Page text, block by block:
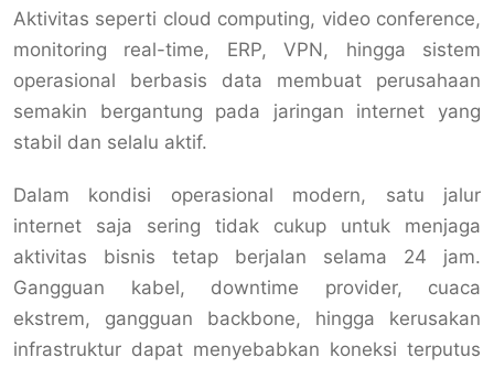
Aktivitas seperti cloud computing, video conference,
monitoring real-time, ERP, VPN, hingga sistem
operasional berbasis data membuat perusahaan
semakin bergantung pada jaringan internet yang
stabil dan selalu aktif.
Dalam kondisi operasional modern, satu jalur
internet saja sering tidak cukup untuk menjaga
aktivitas bisnis tetap berjalan selama 24 jam.
Gangguan kabel, downtime provider, cuaca
ekstrem, gangguan backbone, hingga kerusakan
infrastruktur dapat menyebabkan koneksi terputus